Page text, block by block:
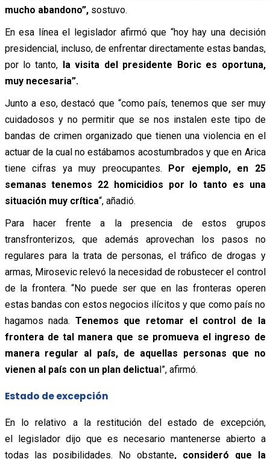
mucho abandono”, sostuvo.
En esa línea el legislador afirmó que “hoy hay una decisión
presidencial, incluso, de enfrentar directamente estas bandas,
por lo tanto, la visita del presidente Boric es oportuna,
muy necesaria”.
Junto a eso, destacó que “como país, tenemos que ser muy
cuidadosos y no permitir que se nos instalen este tipo de
bandas de crimen organizado que tienen una violencia en el
actuar de la cual no estábamos acostumbrados y que en Arica
tiene cifras ya muy preocupantes. Por ejemplo, en 25
semanas tenemos 22 homicidios por lo tanto es una
situación muy crítica“, añadió.
Para hacer frente a la presencia de estos grupos
transfronterizos, que además aprovechan los pasos no
regulares para la trata de personas, el tráfico de drogas y
armas, Mirosevic relevó la necesidad de robustecer el control
de la frontera. “No puede ser que en las fronteras operen
estas bandas con estos negocios ilícitos y que como país no
hagamos nada. Tenemos que retomar el control de la
frontera de tal manera que se promueva el ingreso de
manera regular al país, de aquellas personas que no
vienen al país con un plan delictual”, afirmó.
Estado de excepción
En lo relativo a la restitución del estado de excepción,
el legislador dijo que es necesario mantenerse abierto a
todas las posibilidades. No obstante, consideró que la